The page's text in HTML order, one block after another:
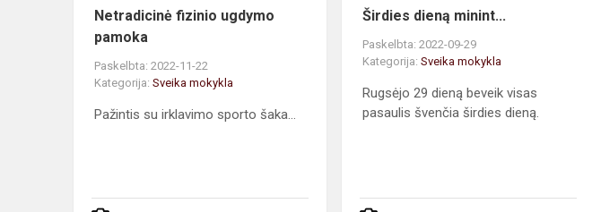
Netradicinė fizinio ugdymo
pamoka
Paskelbta: 2022-11-22
Kategorija: Sveika mokykla
Pažintis su irklavimo sporto šaka...
Širdies dieną minint...
Paskelbta: 2022-09-29
Kategorija:Sveika mokykla
Rugsėjo 29 dieną beveik visas
pasaulis švenčia širdies dieną.